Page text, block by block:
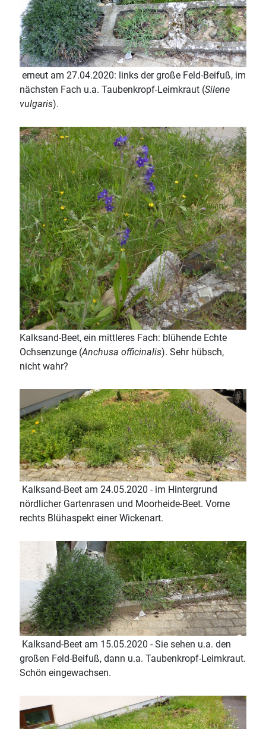
erneut am 27.04.2020: links der große Feld-Beifuß, im
nächsten Fach u.a. Taubenkropf-Leimkraut (Silene
vulgaris).
Kalksand-Beet, ein mittleres Fach: blühende Echte
Ochsenzunge (Anchusa officinalis). Sehr hübsch,
nicht wahr?
Kalksand-Beet am 24.05.2020 - im Hintergrund
nördlicher Gartenrasen und Moorheide-Beet. Vorne
rechts Blühaspekt einer Wickenart.
Kalksand-Beet am 15.05.2020 - Sie sehen u.a. den
großen Feld-Beifuß, dann u.a. Taubenkropf-Leimkraut.
Schön eingewachsen.